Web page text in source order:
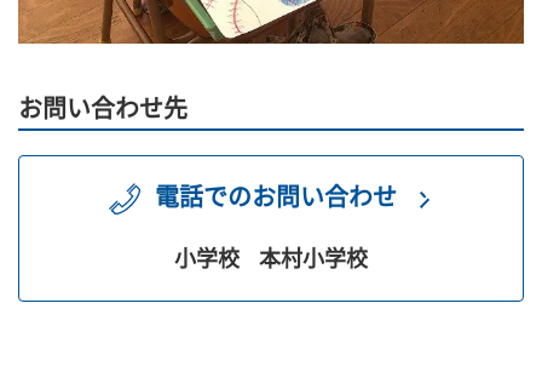
お問い合わせ先
電話でのお問い合わせ
小学校 本村小学校